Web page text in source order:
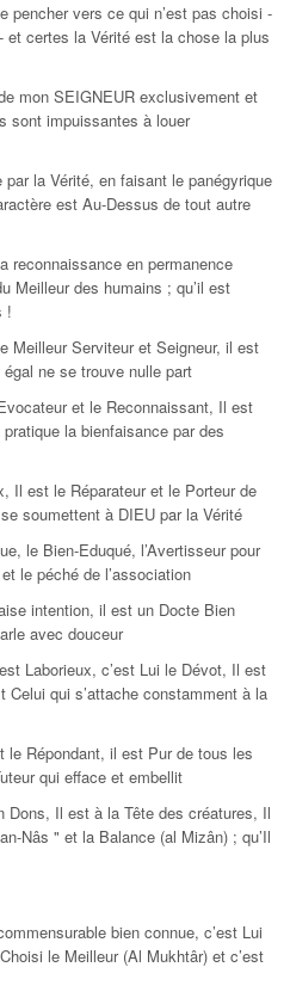
pencher vers ce qui n’est pas choisi -
et certes la Vérité est la chose la plus
mon SEIGNEUR exclusivement et
sont impuissantes à louer
par la Vérité, en faisant le panégyrique
est Au-Dessus de tout autre
reconnaissance en permanence
Meilleur des humains ; qu’il est
!
Meilleur Serviteur et Seigneur, il est
ne se trouve nulle part
et le Reconnaissant, Il est
la bienfaisance par des
Il est le Réparateur et le Porteur de
soumettent à DIEU par la Vérité
le Bien-Eduqué, l’Avertisseur pour
le péché de l’association
intention, il est un Docte Bien
avec douceur
Laborieux, c’est Lui le Dévot, Il est
qui s’attache constamment à la
Répondant, il est Pur de tous les
qui efface et embellit
Dons, Il est à la Tête des créatures, Il
Nâs " et la Balance (al Mizân) ; qu’Il
bien connue, c’est Lui
le Meilleur (Al Mukhtâr) et c’est